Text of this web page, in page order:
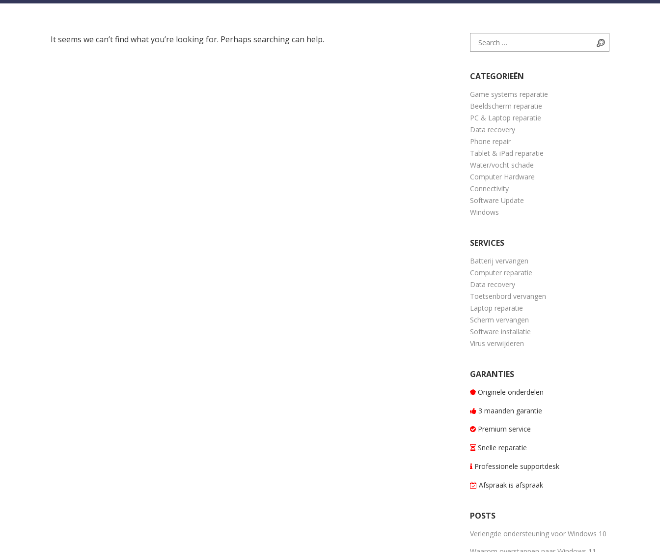
It seems we can’t find what you’re looking for. Perhaps searching can help. Search for:
CATEGORIEËN
Game systems reparatie
Beeldscherm reparatie
PC & Laptop reparatie
Data recovery
Phone repair
Tablet & iPad reparatie
Water/vocht schade
Computer Hardware
Connectivity
Software Update
Windows
SERVICES
Batterij vervangen
Computer reparatie
Data recovery
Toetsenbord vervangen
Laptop reparatie
Scherm vervangen
Software installatie
Virus verwijderen
GARANTIES
Originele onderdelen
3 maanden garantie
Premium service
Snelle reparatie
Professionele supportdesk
Afspraak is afspraak
POSTS
Verlengde ondersteuning voor Windows 10